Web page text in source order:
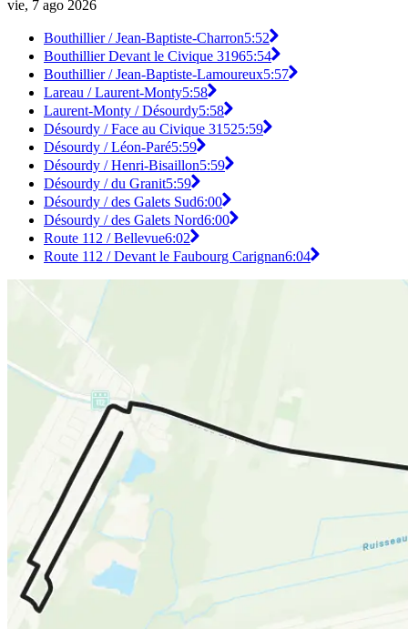
vie, 7 ago 2026
Bouthillier / Jean-Baptiste-Charron5:52
Bouthillier Devant le Civique 31965:54
Bouthillier / Jean-Baptiste-Lamoureux5:57
Lareau / Laurent-Monty5:58
Laurent-Monty / Désourdy5:58
Désourdy / Face au Civique 31525:59
Désourdy / Léon-Paré5:59
Désourdy / Henri-Bisaillon5:59
Désourdy / du Granit5:59
Désourdy / des Galets Sud6:00
Désourdy / des Galets Nord6:00
Route 112 / Bellevue6:02
Route 112 / Devant le Faubourg Carignan6:04